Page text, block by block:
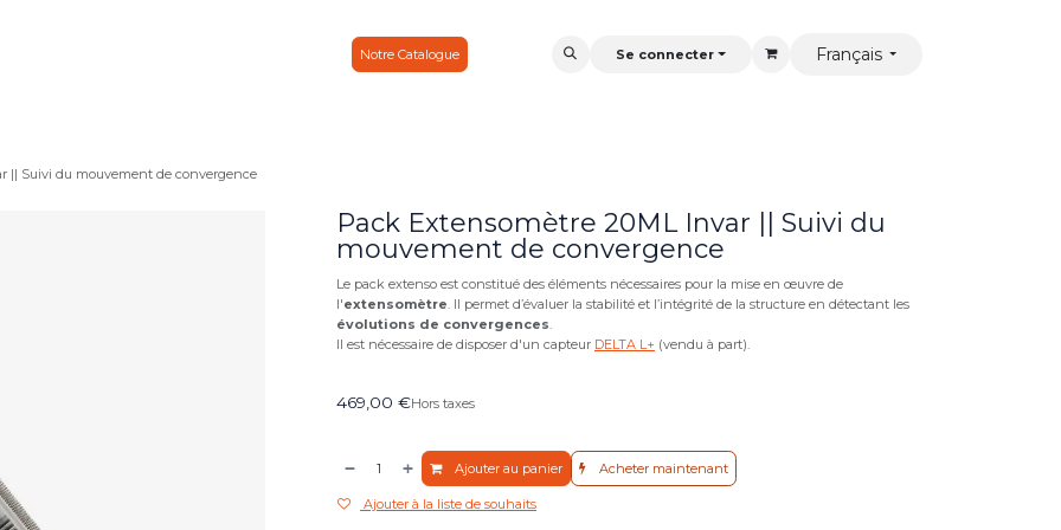
Notre Catalogue Se connecter Français
|| Suivi du mouvement de convergence
Pack Extensomètre 20ML Invar || Suivi du
mouvement de convergence
Le pack extenso est constitué des éléments nécessaires pour la mise en œuvre de
l'extensomètre. Il permet d’évaluer la stabilité et l’intégrité de la structure en détectant les
évolutions de convergences.
Il est nécessaire de disposer d'un capteur DELTA L+ (vendu à part).
469,00 €Hors taxes
Ajouter au panier Acheter maintenant
Ajouter à la liste de souhaits